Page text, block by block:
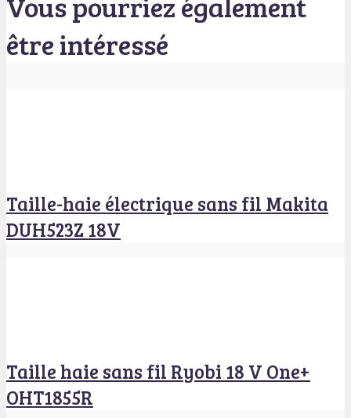
être intéressé
Taille-haie électrique sans fil Makita
DUH523Z 18V
Taille haie sans fil Ryobi 18 V One+
OHT1855R